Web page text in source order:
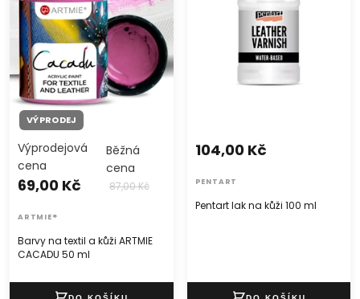
VÝPRODEJ
Barvy na textil a kůži ARTMIE
CACADU 50 ml
Výprodejová
cena
69,00 Kč
Běžná
cena
87,00 Kč
ARTMIE®
Pentart lak na kůži 100 ml
104,00 Kč
PENTART